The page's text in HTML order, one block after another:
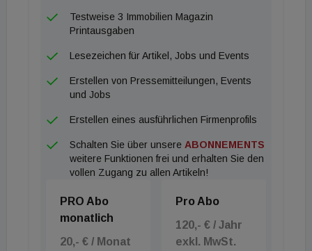
erfolgreiche Fertigstellung." Auf dem Grundstück
stand einst eine Arbeiterunterkunft des
Bauunternehmens Porr. Als die ÖSW-Gruppe die
diese Wohnungen für soziale Zwecke an die Caritas
bestehende Altgebäude durch einen zeitgemäßen,
energieeffizienten Neubau für die Caritas zu
ersetzen. Dieser soll im Winter 2023 bezugsfertig
insgesamt 89 Einzimmerwohnungen umfassen.
Diese sind mit kompakten Grundrissen von rund 23
m² ausgelegt, überwiegend ergänzt von einem
Testweise 3 Immobilien Magazin
Printausgaben
Lesezeichen für Artikel, Jobs und Events
Erstellen von Pressemitteilungen, Events
und Jobs
Erstellen eines ausführlichen Firmenprofils
Schalten Sie über unsere ABONNEMENTS
weitere Funktionen frei und erhalten Sie den
vollen Zugang zu allen Artikeln!
PRO Abo
monatlich
20,- € / Monat
Pro Abo
120,- € / Jahr
exkl. MwSt.